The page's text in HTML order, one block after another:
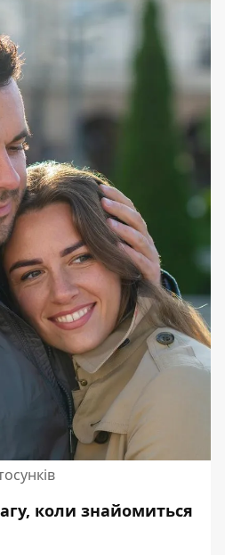
коли знайомиться